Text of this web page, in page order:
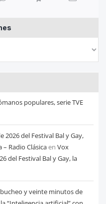
populares, serie TVE
del Festival Bal y Gay,
Radio Clásicaen Vox
del Festival Bal y Gay, la
y veinte minutos de